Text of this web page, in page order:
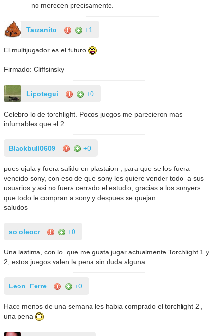
no merecen precisamente.
Tarzanito +1
El multijugador es el futuro
Firmado: Cliffsinsky
Lipotegui +0
Celebro lo de torchlight. Pocos juegos me parecieron mas
infumables que el 2.
Blackbull0609 +0
pues ojala y fuera salido en plastaion , para que se los fuera
vendido sony, con eso de que sony les quiere vender todo a sus
usuarios y asi no fuera cerrado el estudio, gracias a los sonyers
que todo le compran a sony y despues se quejan
saludos
sololeocr +0
Una lastima, con lo que me gusta jugar actualmente Torchlight 1 y
2, estos juegos valen la pena sin duda alguna.
Leon_Ferre +0
Hace menos de una semana les habia comprado el torchlight 2 ,
una pena